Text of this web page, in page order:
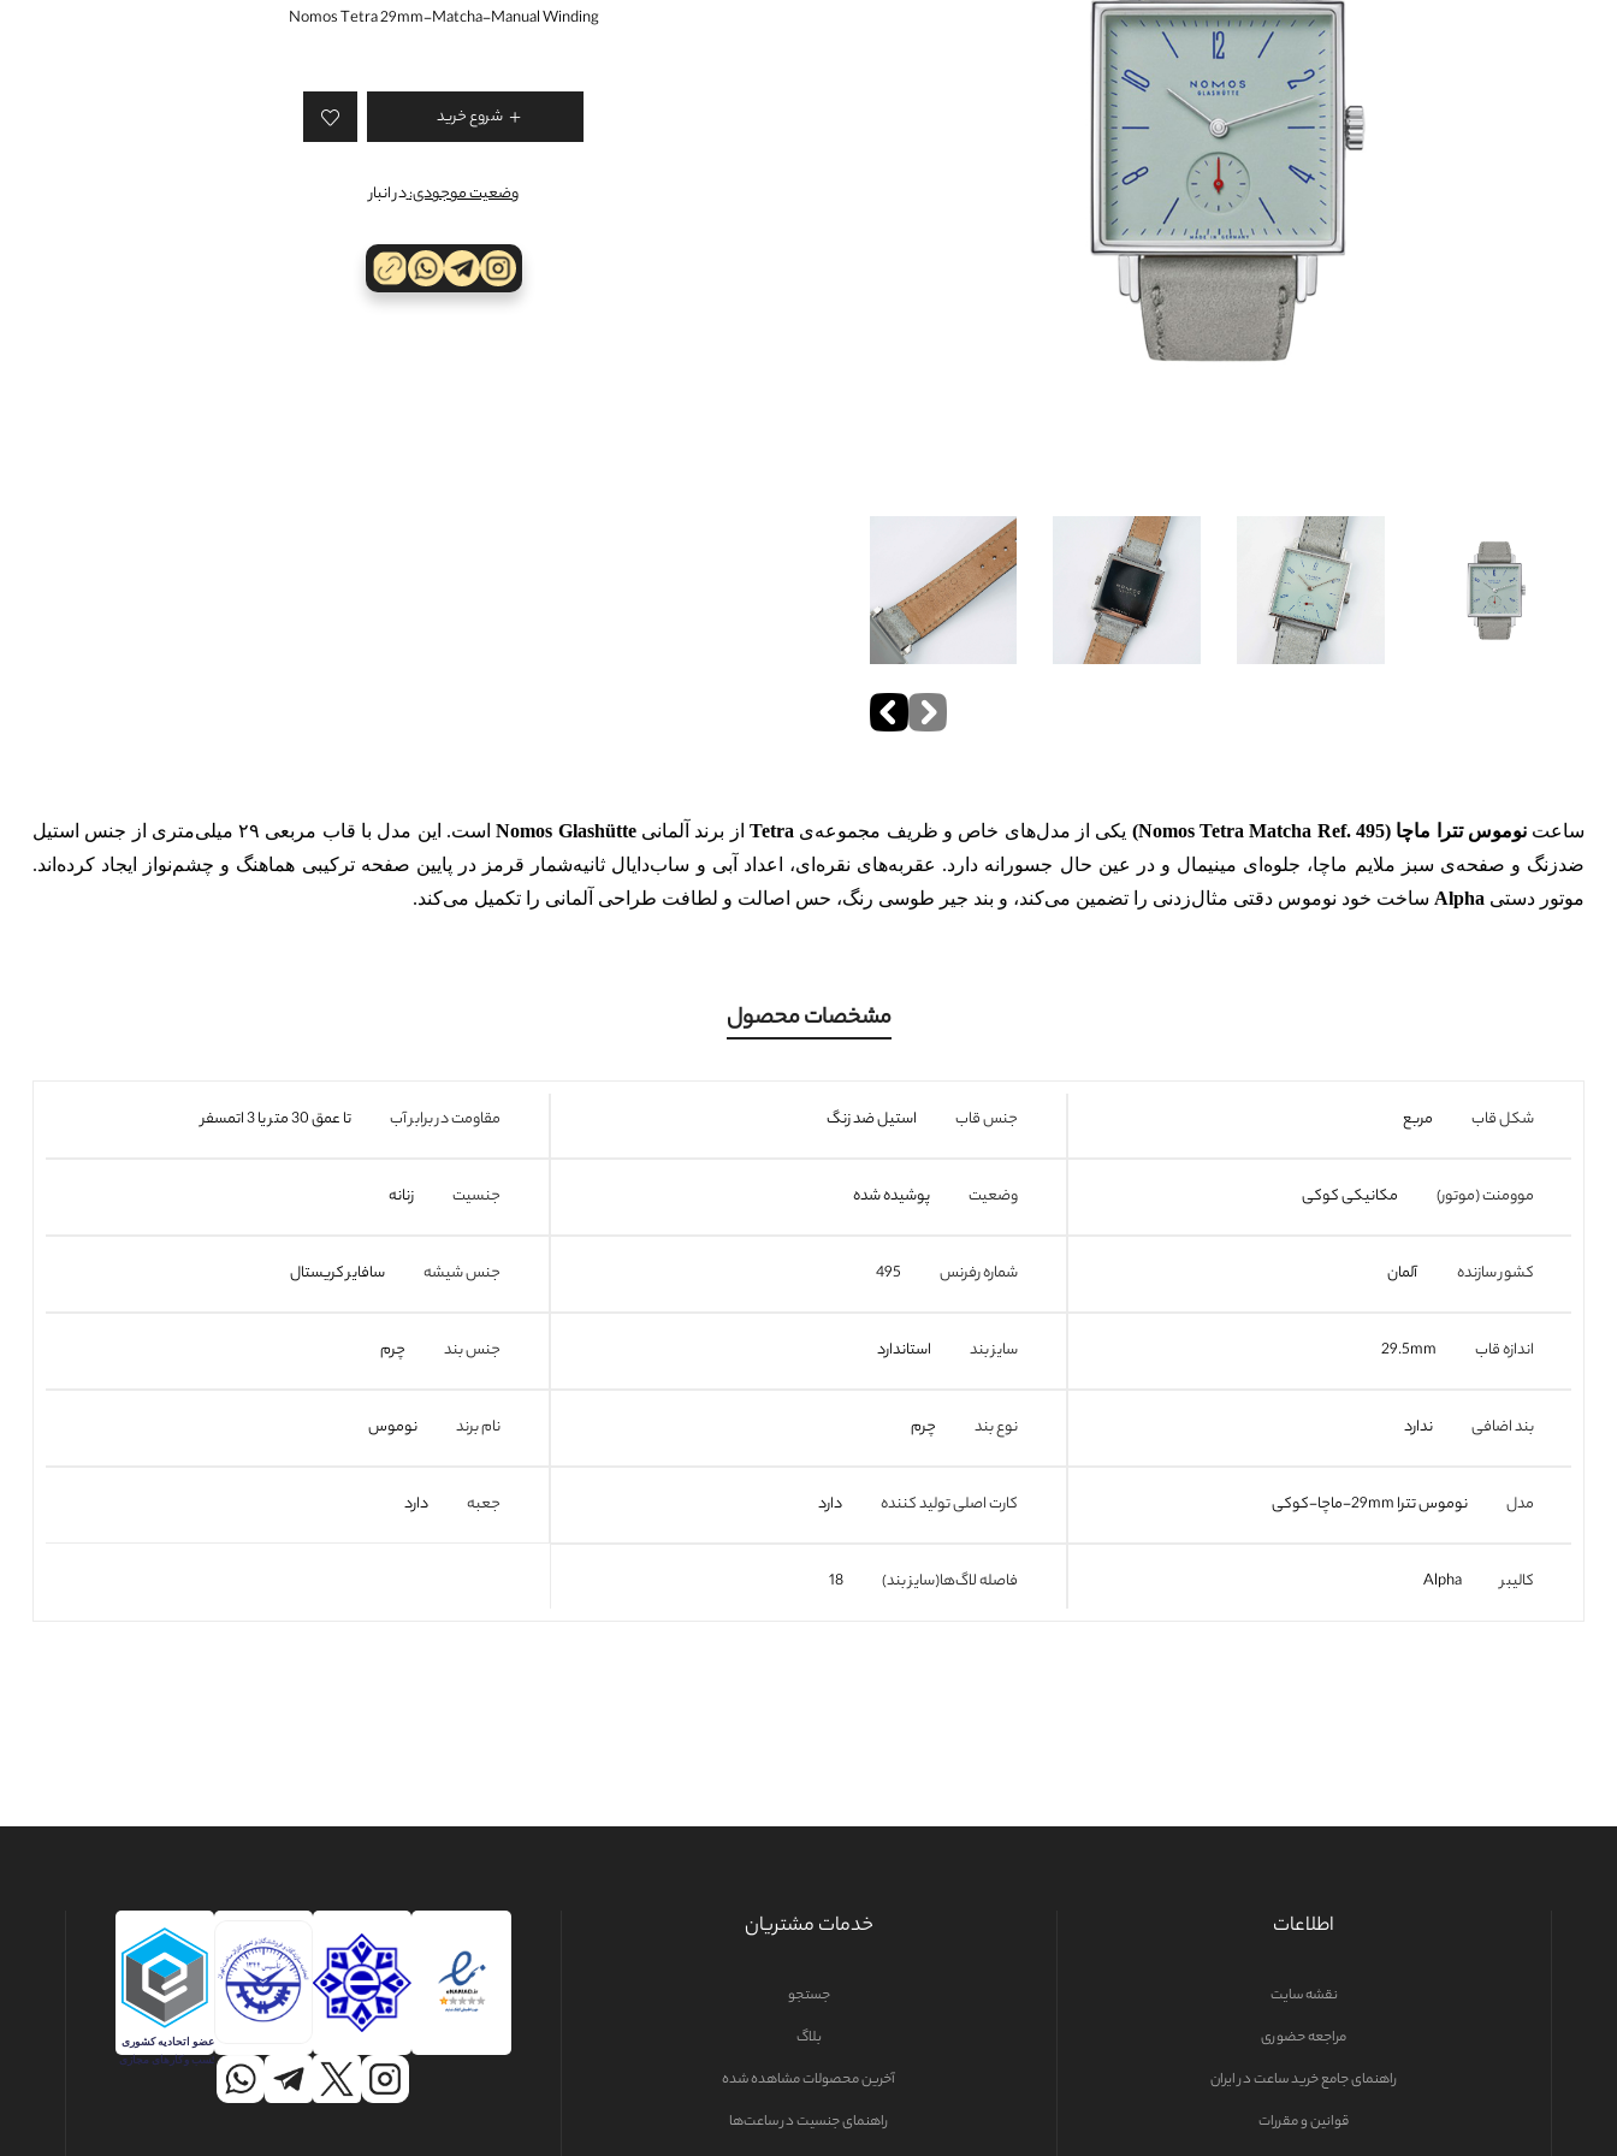
Nomos Tetra 29mm-Matcha-Manual Winding
شروع خرید
وضعیت موجودی:در انبار
ساعتنوموس تترا ماچا (Nomos Tetra Matcha Ref. 495) یکی از مدل‌های خاص و ظریف مجموعه‌ی Tetraاز برند آلمانیNomos Glashütte
است. این مدل با قاب مربعی ۲۹ میلی‌متری از جنس استیل
ضدزنگ و صفحه‌ی سبز ملایم ماچا، جلوه‌ای مینیمال و در عین حال جسورانه دارد. عقربه‌های نقره‌ای، اعداد آبی و ساب‌دایال ثانیه‌شمار قرمز در پایین صفحه ترکیبی هماهنگ و چشم‌نواز ایجاد کرده‌اند.
موتور دستی Alpha ساخت خود نوموس دقتی مثال‌زدنی را تضمین می‌کند، و بند جیر طوسی رنگ، حس اصالت و لطافت طراحی آلمانی را تکمیل می‌کند.
مشخصات محصول
شکل قاب مربع جنس قاب استیل ضد زنگ مقاومت در برابر آب تا عمق 30 متر یا 3 اتمسفر
موومنت (موتور) مکانیکی کوکی وضعیت پوشیده شده جنسیت زنانه
کشور سازنده آلمان شماره رفرنس 495 جنس شیشه سافایر کریستال
اندازه قاب 29.5mm سایز بند استاندارد جنس بند چرم
بند اضافی ندارد نوع بند چرم نام برند نوموس
مدل نوموس تترا 29mm-ماچا-کوکی کارت اصلی تولید کننده دارد جعبه دارد
کالیبر Alpha فاصله لاگ‌ها(سایز بند) 18
اطلاعات
نقشه سایت
مراجعه حضوری
راهنمای جامع خرید ساعت در ایران
قوانین و مقررات
خدمات مشتریان
جستجو
بلاگ
آخرین محصولات مشاهده شده
راهنمای جنسیت در ساعت‌ها